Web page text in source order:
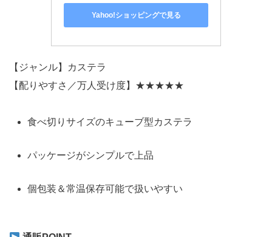
Yahoo!ショッピングで見る
【ジャンル】カステラ
【配りやすさ／万人受け度】★★★★★
食べ切りサイズのキューブ型カステラ
パッケージがシンプルで上品
個包装＆常温保存可能で扱いやすい